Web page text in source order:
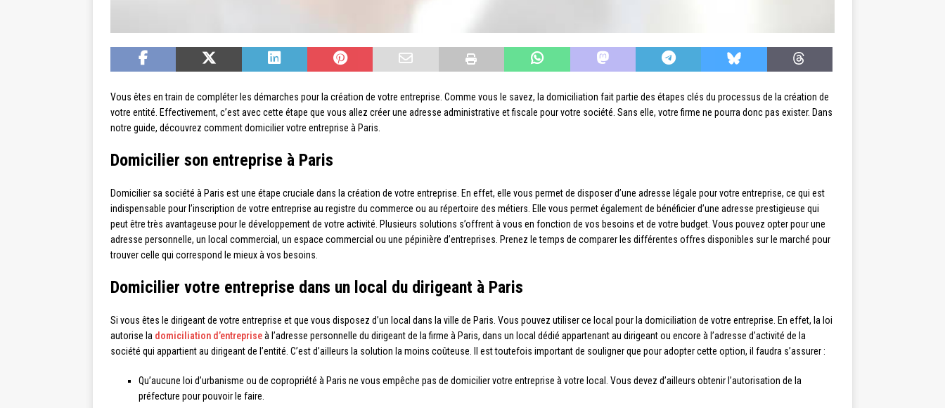
Vous êtes en train de compléter les démarches pour la création de votre entreprise. Comme vous le savez, la domiciliation fait partie des étapes clés du processus de la création de
votre entité. Effectivement, c’est avec cette étape que vous allez créer une adresse administrative et fiscale pour votre société. Sans elle, votre firme ne pourra donc pas exister. Dans
notre guide, découvrez comment domicilier votre entreprise à Paris.
Domicilier son entreprise à Paris
Domicilier sa société à Paris est une étape cruciale dans la création de votre entreprise. En effet, elle vous permet de disposer d’une adresse légale pour votre entreprise, ce qui est
indispensable pour l’inscription de votre entreprise au registre du commerce ou au répertoire des métiers. Elle vous permet également de bénéficier d’une adresse prestigieuse qui
peut être très avantageuse pour le développement de votre activité. Plusieurs solutions s’offrent à vous en fonction de vos besoins et de votre budget. Vous pouvez opter pour une
adresse personnelle, un local commercial, un espace commercial ou une pépinière d’entreprises. Prenez le temps de comparer les différentes offres disponibles sur le marché pour
trouver celle qui correspond le mieux à vos besoins.
Domicilier votre entreprise dans un local du dirigeant à Paris
Si vous êtes le dirigeant de votre entreprise et que vous disposez d’un local dans la ville de Paris. Vous pouvez utiliser ce local pour la domiciliation de votre entreprise. En effet, la loi
autorise la domiciliation d’entrepriseà l’adresse personnelle du dirigeant de la firme à Paris, dans un local dédié appartenant au dirigeant ou encore à l’adresse d’activité de la
société qui appartient au dirigeant de l’entité. C’est d’ailleurs la solution la moins coûteuse. Il est toutefois important de souligner que pour adopter cette option, il faudra s’assurer :
Qu’aucune loi d’urbanisme ou de copropriété à Paris ne vous empêche pas de domicilier votre entreprise à votre local. Vous devez d’ailleurs obtenir l’autorisation de la
préfecture pour pouvoir le faire.